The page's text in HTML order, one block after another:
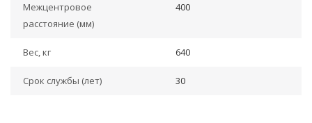
Межцентровое
расстояние (мм)
400
Вес, кг 640
Срок службы (лет) 30